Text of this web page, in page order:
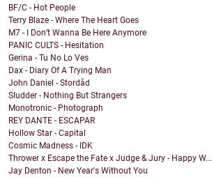
BF/C - Hot People
Terry Blaze - Where The Heart Goes
M7 - I Don’t Wanna Be Here Anymore
PANIC CULTS - Hesitation
Gerina - Tu No Lo Ves
Dax - Diary Of A Trying Man
John Daniel - Stordåd
Sludder - Nothing But Strangers
Monotronic - Photograph
REY DANTE - ESCAPAR
Hollow Star - Capital
Cosmic Madness - IDK
Thrower x Escape the Fate x Judge & Jury - Happy W...
Jay Denton - New Year's Without You